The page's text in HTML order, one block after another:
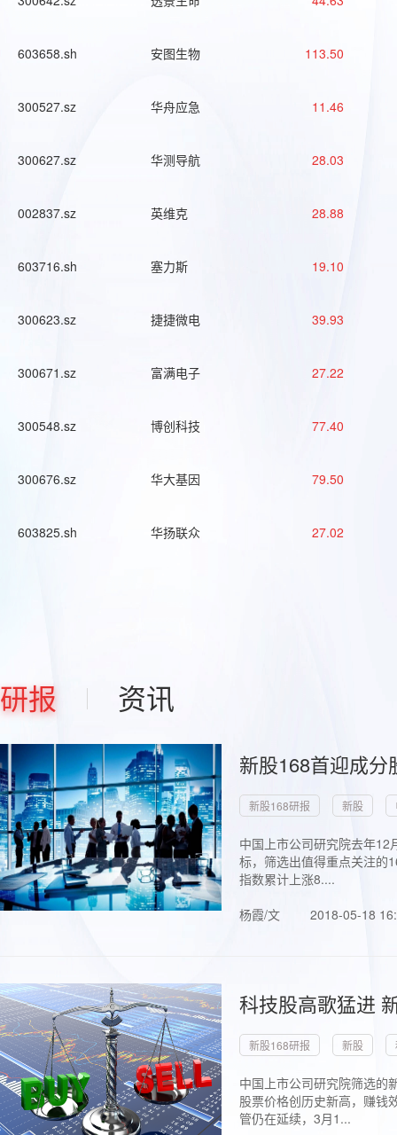
603658.sh 安图生物 113.50
300527.sz 华舟应急 11.46
300627.sz 华测导航 28.03
002837.sz 英维克 28.88
603716.sh 塞力斯 19.10
300623.sz 捷捷微电 39.93
300671.sz 富满电子 27.22
300548.sz 博创科技 77.40
300676.sz 华大基因 79.50
603825.sh 华扬联众 27.02
研报 资讯
新股168首迎成
新股168研报 新股
中国上市公司研究院去年
标，筛选出值得重点关注的
指数累计上涨8....
杨霞/文
2018-05-18
科技股高歌猛进
新股168研报 新股
中国上市公司研究院筛选的
股票价格创历史新高，赚钱
管仍在延续，3月1...